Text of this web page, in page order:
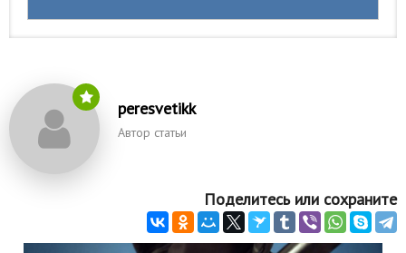
Наука и технологии
peresvetikk
Автор статьи
Поделитесь или сохраните